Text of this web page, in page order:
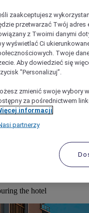
Perth Airport in a
bus stopping at the
the hotel
zaakceptujesz
przetwarzać Twój adres
z Twoimi danymi
wyświetlać Ci
Twoje
Aby dowiedzieć się
"Personalizuj”.
zmienić swoje wybory
za pośrednictwem
informacji
partnerzy